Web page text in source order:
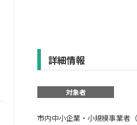
詳細情報
対象者
市内中小企業・小規模事業者